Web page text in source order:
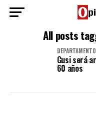
All posts
DEPARTAMENTO
Gusi será
60 años